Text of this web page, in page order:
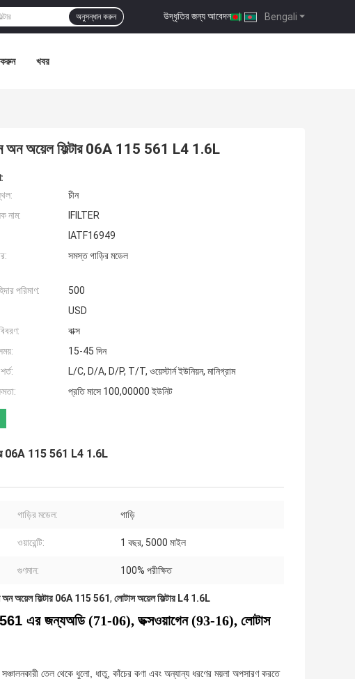
Bengali
উদ্ধৃতির জন্য আবেদন |
অনুসন্ধান করুন
খবর
অন অয়েল ফিল্টার 06A 115 561 L4 1.6L
চীন
নাম:
IFILTER
IATF16949
সমস্ত গাড়ির মডেল
পরিমাণ:
500
USD
বাক্স
15-45 দিন
L/C, D/A, D/P, T/T, ওয়েস্টার্ন ইউনিয়ন, মানিগ্রাম
প্রতি মাসে 100,00000 ইউনিট
06A 115 561 L4 1.6L
গাড়ির মডেল: গাড়ি
ওয়ারেন্টি: 1 বছর, 5000 মাইল
গুণমান: 100% পরীক্ষিত
অন অয়েল ফিল্টার 06A 115 561, লোটাস অয়েল ফিল্টার L4 1.6L
561 এর জন্যঅডি (71-06), ভক্সওয়াগেন (93-16), লোটাস
তেল থেকে ধুলো, ধাতু, কাঁচের কণা এবং অন্যান্য ধরণের ময়লা অপসারণ করতে